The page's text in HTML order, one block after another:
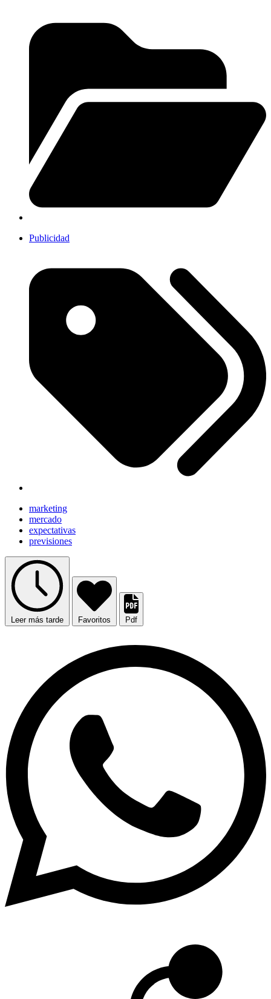
Publicidad
marketing
mercado
expectativas
previsiones
Leer más tarde Favoritos Pdf